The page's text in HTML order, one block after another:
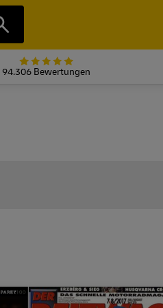
Suchen
Bewertet mit 5 von 5
94.306 Bewertungen